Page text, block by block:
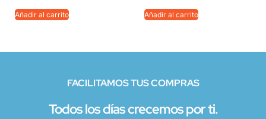
Añadir al carrito Añadir al carrito
FACILITAMOS TUS COMPRAS
Todos los días crecemos por ti.